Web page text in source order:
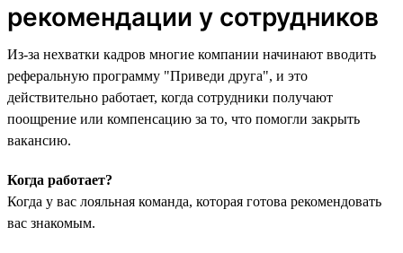
рекомендации у сотрудников
Из-за нехватки кадров многие компании начинают вводить
реферальную программу "‎Приведи друга",‎ и это
действительно работает, когда сотрудники получают
поощрение или компенсацию за то, что помогли закрыть
вакансию.
Когда работает?
Когда у вас лояльная команда, которая готова рекомендовать
вас знакомым.